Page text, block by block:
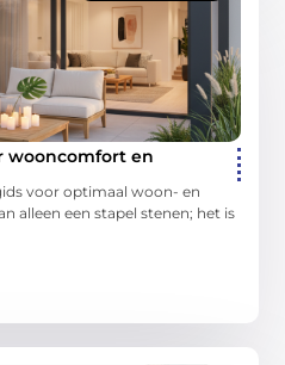
wooncomfort en
voor optimaal woon- en
alleen een stapel stenen; het is